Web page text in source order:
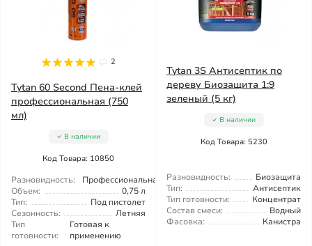
2
Tytan 60 Second Пена-клей
профессиональная (750
мл)
В наличии
Код Товара: 10850
Разновидность:
Профессиональная
Объем:
0,75 л
Тип:
Под пистолет
Сезонность:
Летняя
Тип
готовности:
Готовая к
применению
Tytan 3S Антисептик по
дереву Биозащита 1:9
зеленый (5 кг)
В наличии
Код Товара: 5230
Разновидность:
Биозащита
Тип:
Антисептик
Тип готовности:
Концентрат
Состав смеси:
Водный
Фасовка:
Канистра